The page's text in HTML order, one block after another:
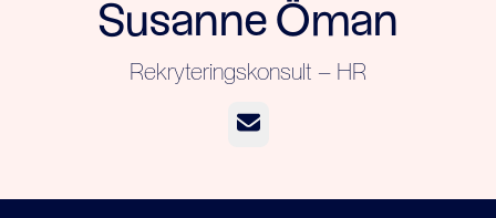
Susanne Öman
Rekryteringskonsult – HR
E-post